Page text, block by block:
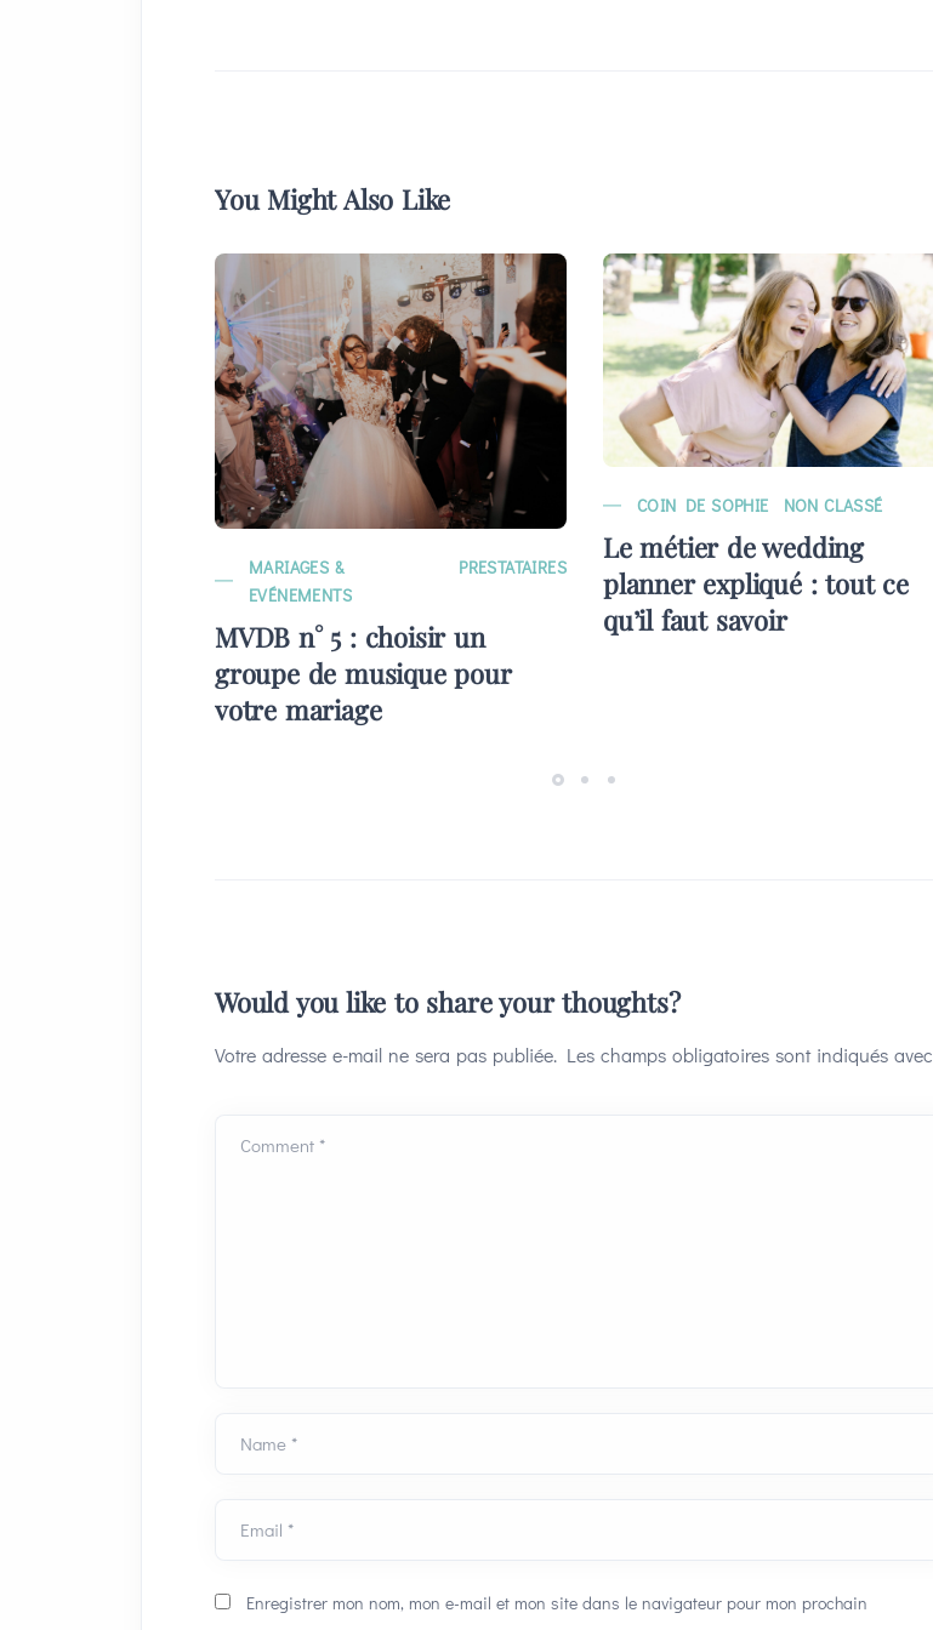
You Might Also Like
MARIAGES &
EVÉNEMENTS
PRESTATAIRES
MVDB n° 5 : choisir un
groupe de musique pour
votre mariage
COIN DE SOPHIE NON CLASSÉ
Le métier de wedding
planner expliqué : tout ce
qu’il faut savoir
Would you like to share your thoughts?
Votre adresse e-mail ne sera pas publiée. Les champs obligatoires sont indiqués avec
Comment *
Name *
Email *
Enregistrer mon nom, mon e-mail et mon site dans le navigateur pour mon prochain